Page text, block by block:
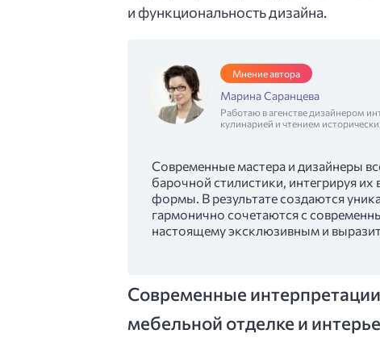
и функциональность дизайна.
Мнение автора
Марина Саранцева
Работаю в агенстве дизайнером
кулинарией и чтением
Современные мастера и дизайнеры
барочной стилистики, интегрируя
формы. В результате создаются
гармонично сочетаются с
настоящему эксклюзивным и
Современные
мебельной отделке и